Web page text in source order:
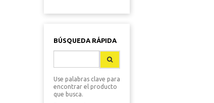
BÚSQUEDA RÁPIDA
Use palabras clave para
encontrar el producto
que busca.